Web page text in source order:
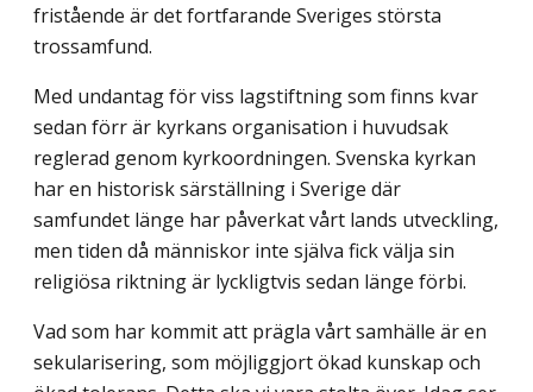
fristående är det fortfarande Sveriges största
trossamfund.
Med undantag för viss lagstiftning som finns kvar
sedan förr är kyrkans organisation i huvudsak
reglerad genom kyrkoordningen. Svenska kyrkan
har en historisk särställning i Sverige där
samfundet länge har påverkat vårt lands utveckling,
men tiden då människor inte själva fick välja sin
religiösa riktning är lyckligtvis sedan länge förbi.
Vad som har kommit att prägla vårt samhälle är en
sekularisering, som möjliggjort ökad kunskap och